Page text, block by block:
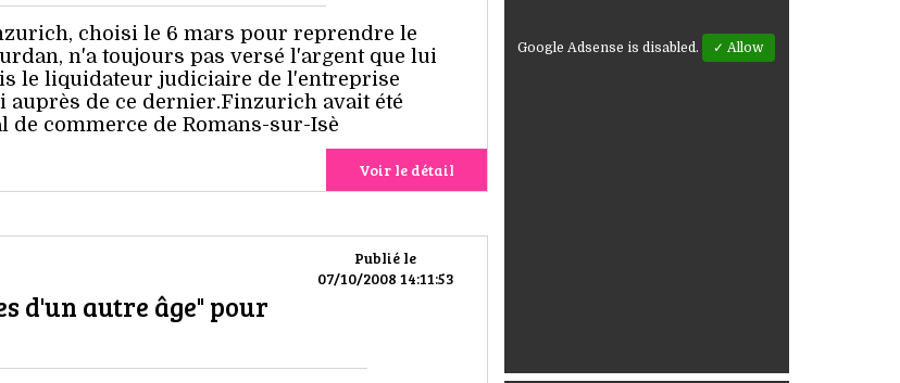
choisi le 6 mars pour reprendre le
n'a toujours pas versé l'argent que lui
le liquidateur judiciaire de l'entreprise
de ce dernier.Finzurich avait été
commerce de Romans-sur-Isè
Voir le détail
Publié le
07/10/2008 14:11:53
d'un autre âge" pour
Google Adsense is disabled. ✓ Allow